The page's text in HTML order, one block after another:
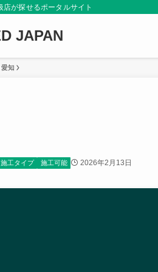
が探せるポータルサイト
JAPAN
愛知
施工タイプ 施工可能 2026年2月13日